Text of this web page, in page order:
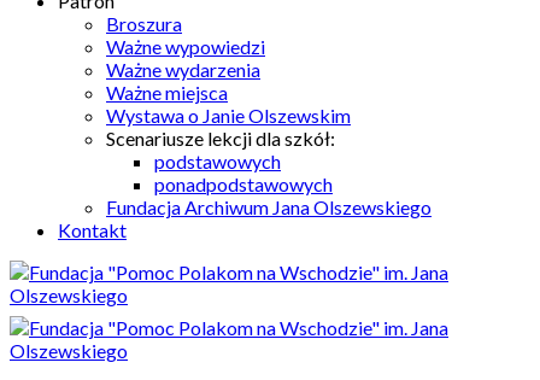
Broszura
Ważne wypowiedzi
Ważne wydarzenia
Ważne miejsca
Wystawa o Janie Olszewskim
Scenariusze lekcji dla szkół:
podstawowych
ponadpodstawowych
Fundacja Archiwum Jana Olszewskiego
Kontakt